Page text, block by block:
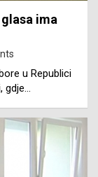
ima
u Republici
gdje…